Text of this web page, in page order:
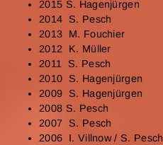
2015 S. Hagenjürgen
2014 S. Pesch
2013 M. Fouchier
2012 K. Müller
2011 S. Pesch
2010 S. Hagenjürgen
2009 S. Hagenjürgen
2008 S. Pesch
2007 S. Pesch
2006 I. Villnow / S. Pesch